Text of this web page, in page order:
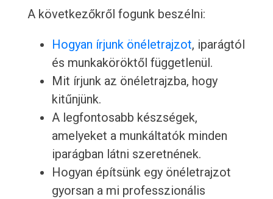
A következőkről fogunk beszélni:
Hogyan írjunk önéletrajzot, iparágtól
és munkaköröktől függetlenül.
Mit írjunk az önéletrajzba, hogy
kitűnjünk.
A legfontosabb készségek,
amelyeket a munkáltatók minden
iparágban látni szeretnének.
Hogyan építsünk egy önéletrajzot
gyorsan a mi professzionális